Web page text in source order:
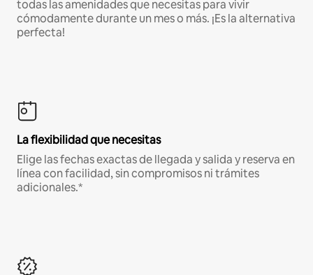
todas las amenidades que necesitas para vivir
cómodamente durante un mes o más. ¡Es la alternativa
perfecta!
La flexibilidad que necesitas
Elige las fechas exactas de llegada y salida y reserva en
línea con facilidad, sin compromisos ni trámites
adicionales.*